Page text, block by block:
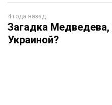
4 года назад
Загадка Медведева,
Украиной?